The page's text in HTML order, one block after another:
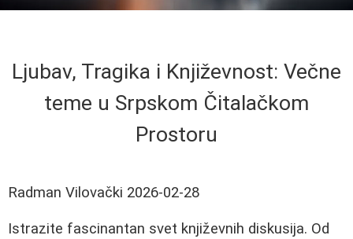
Ljubav, Tragika i Književnost: Večne
teme u Srpskom Čitalačkom
Prostoru
Radman Vilovački 2026-02-28
Istrazite fascinantan svet književnih diskusija. Od